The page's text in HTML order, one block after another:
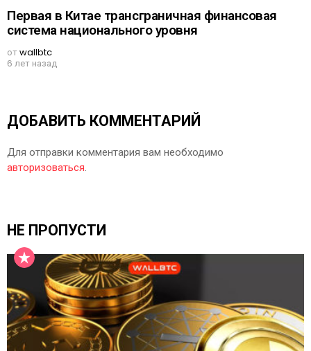
Первая в Китае трансграничная финансовая
система национального уровня
отwallbtc
6 лет назад
ДОБАВИТЬ КОММЕНТАРИЙ
Для отправки комментария вам необходимо
авторизоваться.
НЕ ПРОПУСТИ